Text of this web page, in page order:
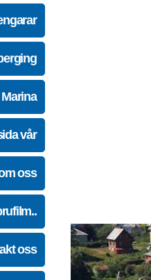
Marina
vår
oss
oss